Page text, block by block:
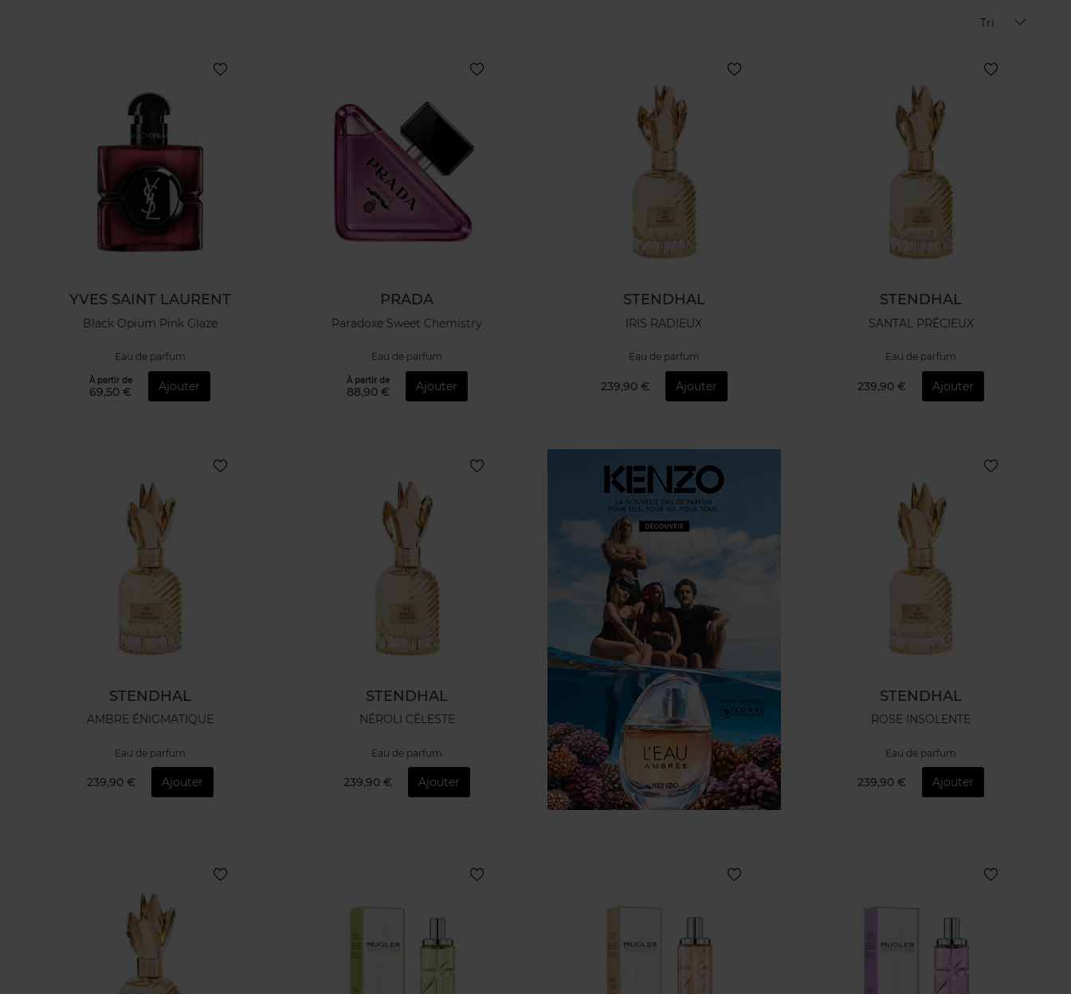
Tri
YVES SAINT LAURENT
Black Opium Pink Glaze
Eau de parfum
À partir de
69,50 € Ajouter
PRADA
Paradoxe Sweet Chemistry
Eau de parfum
À partir de
88,90 € Ajouter
STENDHAL
IRIS RADIEUX
Eau de parfum
239,90 € Ajouter
STENDHAL
SANTAL PRÉCIEUX
Eau de parfum
239,90 € Ajouter
STENDHAL
AMBRE ÉNIGMATIQUE
Eau de parfum
239,90 € Ajouter
STENDHAL
NÉROLI CÉLESTE
Eau de parfum
239,90 € Ajouter
STENDHAL
ROSE INSOLENTE
Eau de parfum
239,90 € Ajouter